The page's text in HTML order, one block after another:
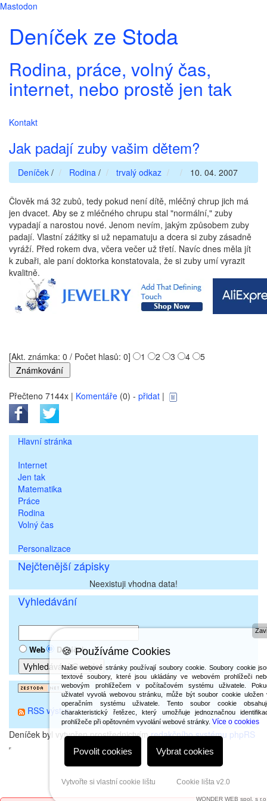
Mastodon
Deníček ze Stoda
Rodina, práce, volný čas,
internet, nebo prostě jen tak
Kontakt
Jak padají zuby vašim dětem?
Deníček / Rodina / trvalý odkaz 10. 04. 2007
Člověk má 32 zubů, tedy pokud není dítě, mléčný chrup jich má
jen dvacet. Aby se z mléčného chrupu stal "normální," zuby
vypadají a narostou nové. Jenom nevím, jakým způsobem zuby
padají. Vlastní zážitky si už nepamatuju a dcera si zuby zásadně
vyráží. Před rokem dva, včera večer už třetí. Navíc dnes měla jít
k zubaři, ale paní doktorka konstatovala, že si zuby umí vyrazit
kvalitně.
[Akt. známka: 0 / Počet hlasů: 0] 1 2 3 4 5
Přečteno 7144x | Komentáře (0) - přidat |
Hlavní stránka
Internet
Jen tak
Matematika
Práce
Rodina
Volný čas
Personalizace
Nejčtenější zápisky
Neexistuji vhodna data!
Vyhledávání
Web Deníček
RSS výstup
Deníček byl vytvořen prostřednictvímredakčního systému phpRS
🍪 Používáme Cookies
Naše webové stránky používají soubory cookie. Soubory cookie
textové soubory, které jsou ukládány ve webovém prohlížeči
webovým prohlížečem v počítačovém systému uživatele.
uživatel vyvolá webovou stránku, může být soubor cookie uložen
operačním systému uživatele. Tento soubor cookie
charakteristický řetězec, který umožňuje jednoznačnou
prohlížeče při opětovném vyvolání webové stránky.Více o cookies
Povolit cookies Vybrat cookies
Vytvořte si vlastní cookie lištu Cookie lišta v2.0
WONDER WEB spol. s